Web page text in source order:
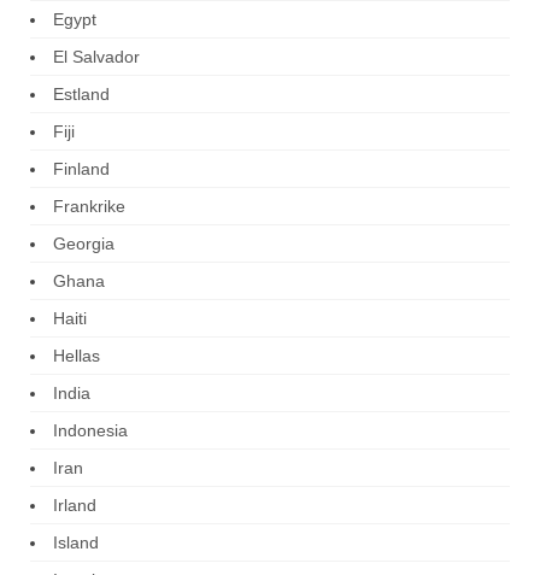
Egypt
El Salvador
Estland
Fiji
Finland
Frankrike
Georgia
Ghana
Haiti
Hellas
India
Indonesia
Iran
Irland
Island